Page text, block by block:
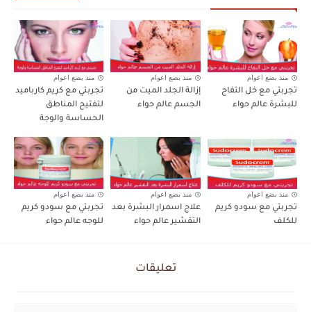
منذ بضع اعوام
تجربتي مع خل التفاح
للبشرة عالم حواء
منذ بضع اعوام
إزالة الجلد الميت من
الجسم عالم حواء
منذ بضع اعوام
تجربتي مع كريم كارباميد
لتفتيح المناطق
الحساسة والوجة
منذ بضع اعوام
تجربتي مع سودو كريم
للكلف
منذ بضع اعوام
علاج اسمرار البشرة بعد
التقشير عالم حواء
منذ بضع اعوام
تجربتي مع سودو كريم
للوجه عالم حواء
تعليقات